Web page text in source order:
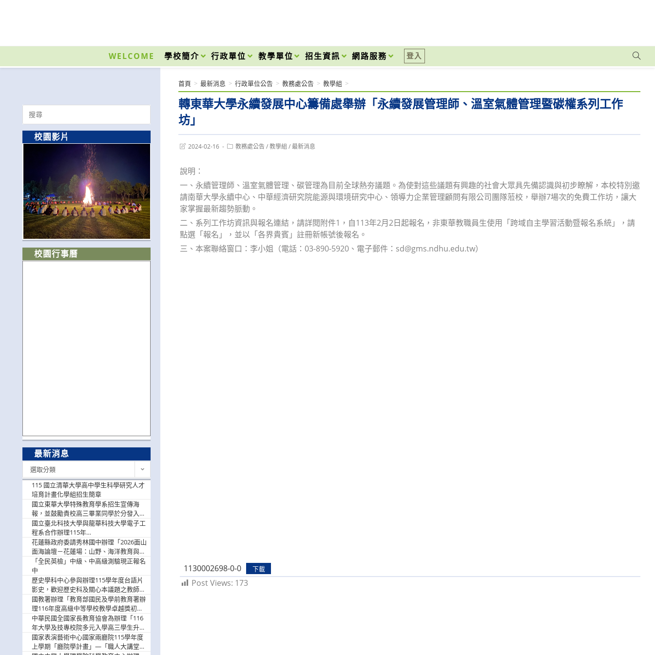
內
WELCOME 學校簡介 行政單位 教學單位 招生資訊 網路服務 登入
轉東華大學永續發展中心籌備處舉辦「永續發展管理師、溫室氣體管理暨碳權系列工作
坊」
首頁 > 最新消息 > 行政單位公告 > 教務處公告 > 教學組 >
Post2024-02-16
Post教務處公告 / 教學組 / 最新消息
說明：
一、永續管理師、溫室氣體管理、碳管理為目前全球熱夯議題。為使對這些議題有興趣的社會大眾具先備認識與初步瞭解，本校特別邀
請南華大學永續中心、中華經濟研究院能源與環境研究中心、領導力企業管理顧問有限公司團隊蒞校，舉辦7場次的免費工作坊，讓大
家掌握最新趨勢脈動。
二、系列工作坊資訊與報名連結，請詳閱附件1，自113年2月2日起報名，非東華教職員生使用「跨域自主學習活動暨報名系統」，請
點選「報名」，並以「各界貴賓」註冊新帳號後報名。
三、本案聯絡窗口：李小姐（電話：03-890-5920、電子郵件：sd@gms.ndhu.edu.tw）
1130002698-0-0 下載
Post Views: 173
Search
for:
校園影片
校園行事曆
最新消息
選取分類
115 國立清華大學高中學生科學研究人才
培育計畫化學組招生簡章
國立東華大學特殊教育學系招生宣傳海
報，並鼓勵貴校高三畢業同學於分發入學
階段踴躍選填。
國立臺北科技大學與龍華科技大學電子工
程系合作辦理115年
「115.08.10~08.12「AI賦能應用於智慧半
導體研習營」，歡迎學生踴躍報名參加
花蓮縣政府委請秀林國中辦理「2026面山
面海論壇－花蓮場：山野、海洋教育與戶
外安全實務課程」，歡迎踴躍報名參加
「全民英檢」中級、中高級測驗現正報名
中
歷史學科中心參與辦理115學年度台語片
影史，歡迎歷史科及關心本議題之教師踴
躍報名參加
國教署辦理「教育部國民及學前教育署辦
理116年度高級中等學校教學卓越獎初選
實施計畫」，鼓勵教師踴躍報名
中華民國全國家長教育協會為辦理「116
年大學及技專校院多元入學高三學生升學
輔導家長說明會」
國家表演藝術中心國家兩廳院115學年度
上學期「廳院學計畫」—「職人大講堂」